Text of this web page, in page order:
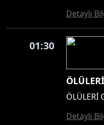
Detaylı
01:30
ÖLÜLERİ
Detaylı